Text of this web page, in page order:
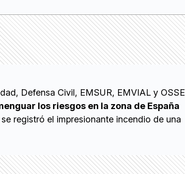
Defensa Civil, EMSUR, EMVIAL y OSSE
los riesgos en la zona de España
registró el impresionante incendio de una